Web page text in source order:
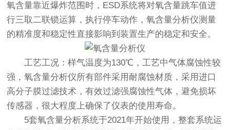
氧含量靠近爆炸范围时，ESD系统将对氧含量跳车值进
行三取二联锁运算，执行停车动作，氧含量分析仪测量
的精准度和稳定性直接影响到装置生产的稳定和安全。
工艺工况：样气温度为130℃，工艺中气体腐蚀性较
强，氧含量分析仪所有部件采用耐腐蚀材质，采用进口
高分子膜过滤技术，有效过滤强腐蚀性气体，避免损坏
传感器，很大程度上确保了仪表的使用寿命。
5套氧含量分析系统于2021年开始使用，整套系统运